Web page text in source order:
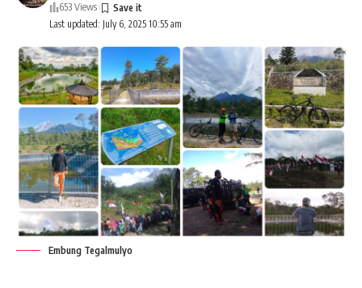
Last updated: July 6, 2025 10:55 am
653 Views
Embung Tegalmulyo